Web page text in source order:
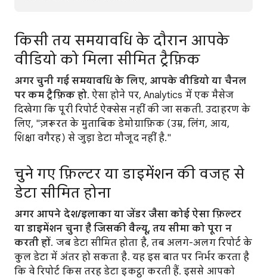
किसी तय समयावधि के दौरान आपके
वीडियो को मिला सीमित ट्रैफ़िक
अगर चुनी गई समयावधि के लिए, आपके वीडियो या चैनल
पर कम ट्रैफ़िक हो. ऐसा होने पर, Analytics में एक मैसेज
दिखेगा कि पूरी रिपोर्ट ऐक्सेस नहीं की जा सकती. उदाहरण के
लिए, "ज़रूरत के मुताबिक डेमोग्राफ़िक (उम्र, लिंग, आय,
शिक्षा वगैरह) से जुड़ा डेटा मौजूद नहीं है."
चुने गए फ़िल्टर या डाइमेंशन की वजह से
डेटा सीमित होना
अगर आपने देश/इलाका या जेंडर जैसा कोई ऐसा फ़िल्टर
या डाइमेंशन चुना है जिसकी वैल्यू, तय सीमा को पूरा न
करती हों. जब डेटा सीमित होता है, तब अलग-अलग रिपोर्ट के
कुल डेटा में अंतर हो सकता है. यह इस बात पर निर्भर करता है
कि वे रिपोर्ट किस तरह डेटा इकट्ठा करती हैं. इससे आपको